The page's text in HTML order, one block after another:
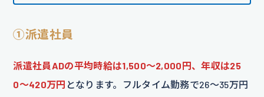
①派遣社員
派遣社員ADの平均時給は1,500〜2,000円、年収は25
0〜420万円 となります。フルタイム勤務で26〜35万円